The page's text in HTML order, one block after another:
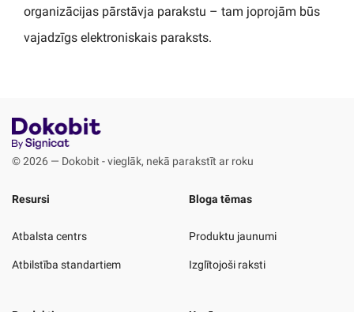
organizācijas pārstāvja parakstu – tam joprojām būs
vajadzīgs elektroniskais paraksts.
© 2026 — Dokobit - vieglāk, nekā parakstīt ar roku
Resursi
Atbalsta centrs
Atbilstība standartiem
Bloga tēmas
Produktu jaunumi
Izglītojoši raksti